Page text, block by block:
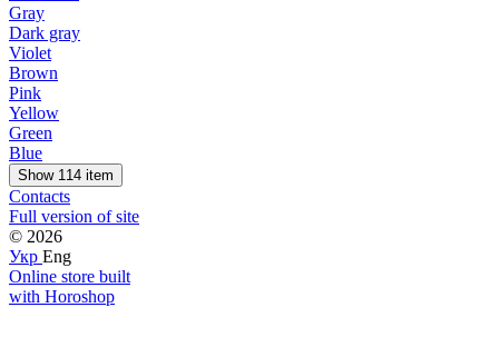
Gray
Dark gray
Violet
Brown
Pink
Yellow
Green
Blue
Show 114 item
Contacts
Full version of site
© 2026
Укр Eng
Online store built
with Horoshop